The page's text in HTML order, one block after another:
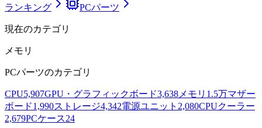
ランキング PCパーツ
現在のカテゴリ
メモリ
PCパーツのカテゴリ
CPU5,907GPU・グラフィックボード3,638メモリ 1.5万マザー
ボード1,990ストレージ4,342電源ユニット 2,080CPUクーラー
2,679PCケース24